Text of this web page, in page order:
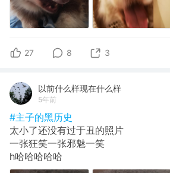
27 8 3
以前什么样现在什么样
5年前
#主子的黑历史
太小了还没有过于丑的照片
一张狂笑一张邪魅一笑
h哈哈哈哈哈